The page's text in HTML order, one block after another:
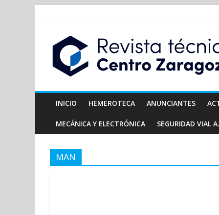
INICIO HEMEROTECA ANUNCIANTES
MECÁNICA Y ELECTRÓNICA SEGURIDAD VIAL
MAN